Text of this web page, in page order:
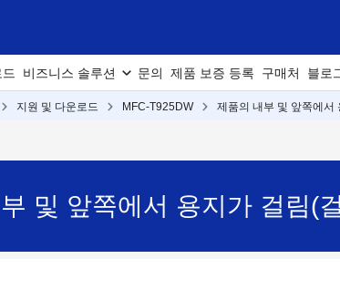
비즈니스 솔루션 문의 제품 보증 등록 구매처 블로
지원 및 다운로드 MFC-T925DW 제품의 내부 및 앞쪽에서
및 앞쪽에서 용지가 걸림(